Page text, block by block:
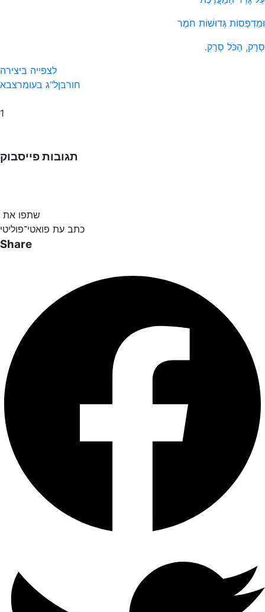
וּמַדְפָּסוֹת גְּדוּשׁוֹת חֹמֶר
סְרָק, הַכֹּל סְרָק.
לצפייה ביצירה
חורבןל"ג בעומרצבא
1
תגובות פייסבוק
שתפו את
כתב עת פואטי־פוליטי
Share